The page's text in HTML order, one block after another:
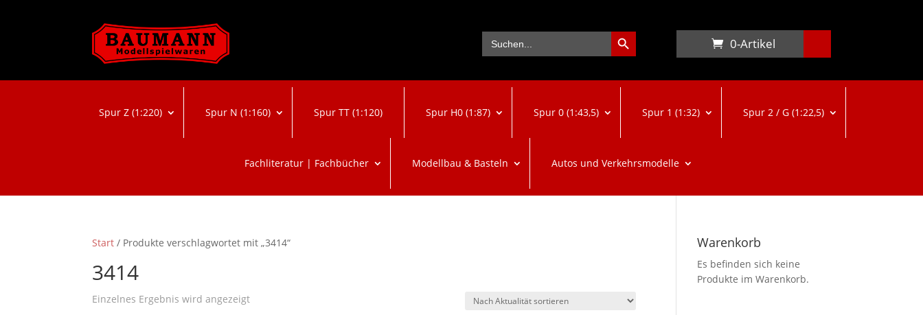
Search
for:
Search Button
0-Artikel
Spur Z (1:220) Spur N (1:160) Spur TT (1:120) Spur H0 (1:87) Spur 0 (1:43,5) Spur 1 (1:32) Spur 2 / G (1:22,5)
Fachliteratur | Fachbücher Modellbau & Basteln Autos und Verkehrsmodelle
Start / Produkte verschlagwortet mit „3414“
3414
Einzelnes Ergebnis wird angezeigt
Warenkorb
Es befinden sich keine
Produkte im Warenkorb.